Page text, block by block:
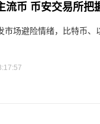
流币 币安交易所把
市场避险情绪，比特币